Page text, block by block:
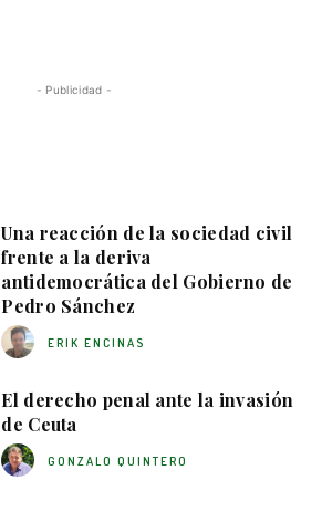
- Publicidad -
Una reacción de la sociedad civil
frente a la deriva
antidemocrática del Gobierno de
Pedro Sánchez
ERIK ENCINAS
El derecho penal ante la invasión
de Ceuta
GONZALO QUINTERO